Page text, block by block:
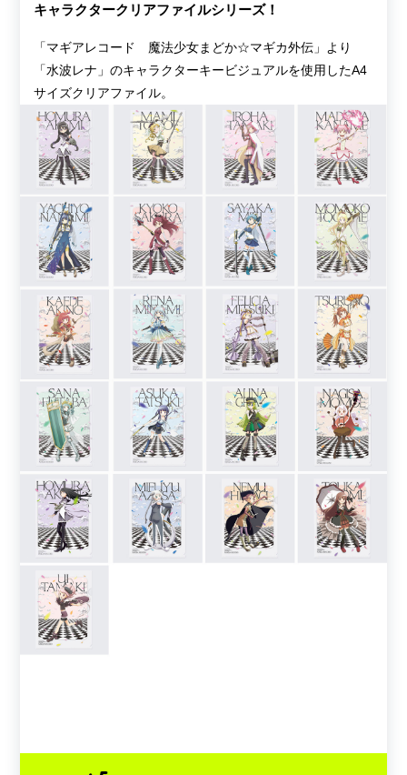
キャラクタークリアファイルシリーズ！
「マギアレコード 魔法少女まどか☆マギカ外伝」より
「水波レナ」のキャラクターキービジュアルを使用したA4
サイズクリアファイル。